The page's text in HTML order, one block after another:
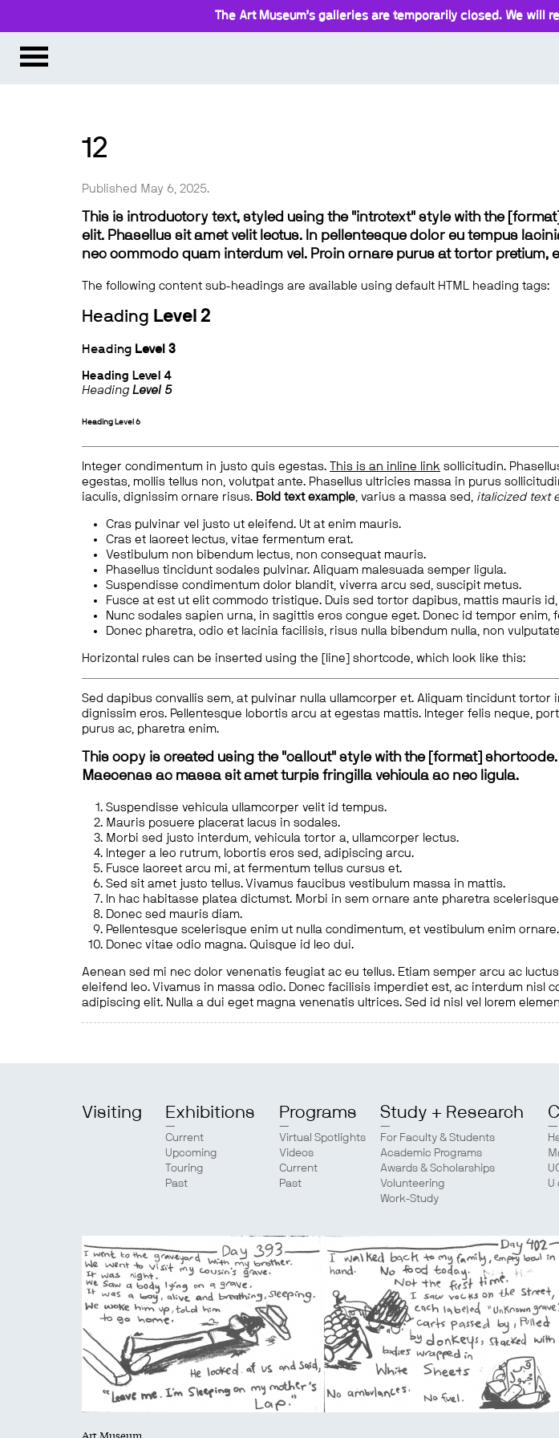
The Art Museum’s galleries are temporarily closed. We will
12
Published May 6, 2025.
This is introductory text, styled using the "introtext" style with the
elit. Phasellus sit amet velit lectus. In pellentesque dolor eu tempus
nec commodo quam interdum vel. Proin ornare purus at tortor pretium,
The following content sub-headings are available using default HTML heading tags:
Heading Level 2
Heading Level 3
Heading Level 4
Heading Level 5
Heading Level 6
Integer condimentum in justo quis egestas. This is an inline link sollicitudin.
egestas, mollis tellus non, volutpat ante. Phasellus ultricies massa in purus
iaculis, dignissim ornare risus. Bold text example, varius a massa sed, italicized text
Cras pulvinar vel justo ut eleifend. Ut at enim mauris.
Cras et laoreet lectus, vitae fermentum erat.
Vestibulum non bibendum lectus, non consequat mauris.
Phasellus tincidunt sodales pulvinar. Aliquam malesuada semper ligula.
Suspendisse condimentum dolor blandit, viverra arcu sed, suscipit metus.
Fusce at est ut elit commodo tristique. Duis sed tortor dapibus, mattis mauris
Nunc sodales sapien urna, in sagittis eros congue eget. Donec id tempor enim,
Donec pharetra, odio et lacinia facilisis, risus nulla bibendum nulla, non
Horizontal rules can be inserted using the [line] shortcode, which look like this:
Sed dapibus convallis sem, at pulvinar nulla ullamcorper et. Aliquam tincidunt
dignissim eros. Pellentesque lobortis arcu at egestas mattis. Integer felis neque,
purus ac, pharetra enim.
This copy is created using the "callout" style with the [format]
Maecenas ac massa sit amet turpis fringilla vehicula ac nec ligula.
Suspendisse vehicula ullamcorper velit id tempus.
Mauris posuere placerat lacus in sodales.
Morbi sed justo interdum, vehicula tortor a, ullamcorper lectus.
Integer a leo rutrum, lobortis eros sed, adipiscing arcu.
Fusce laoreet arcu mi, at fermentum tellus cursus et.
Sed sit amet justo tellus. Vivamus faucibus vestibulum massa in mattis.
In hac habitasse platea dictumst. Morbi in sem ornare ante pharetra
Donec sed mauris diam.
Pellentesque scelerisque enim ut nulla condimentum, et vestibulum enim ornare.
Donec vitae odio magna. Quisque id leo dui.
Aenean sed mi nec dolor venenatis feugiat ac eu tellus. Etiam semper arcu ac
eleifend leo. Vivamus in massa odio. Donec facilisis imperdiet est, ac interdum nisl
adipiscing elit. Nulla a dui eget magna venenatis ultrices. Sed id nisl vel lorem
Visiting Exhibitions
Current
Upcoming
Touring
Past
Programs
Virtual Spotlights
Videos
Current
Past
Study + Research
For Faculty & Students
Academic Programs
Awards & Scholarships
Volunteering
Work-Study
U